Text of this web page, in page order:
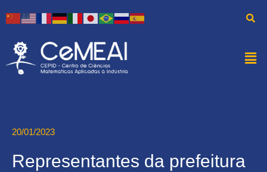
20/01/2023
Representantes da prefeitura